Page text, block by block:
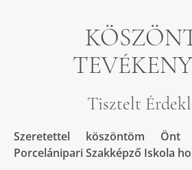
Tisztelt
Szeretettel köszöntöm
Porcelánipari Szakképző Iskola